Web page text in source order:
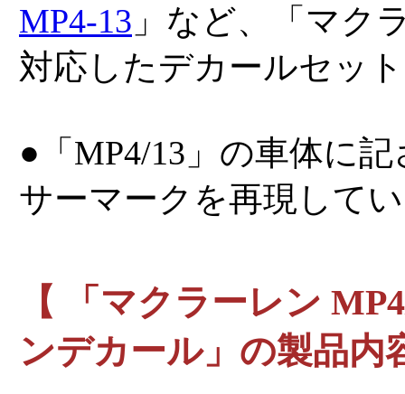
MP4-13 」など、「マク
対応したデカールセット
●「MP4/13」の車体に
サーマークを再現して
【 「マクラーレン
ンデカール」の製品内